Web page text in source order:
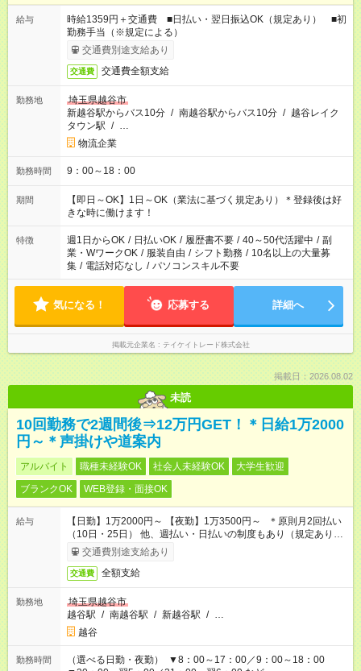
給与
時給1359円＋交通費 ■日払い・翌日振込OK（規定あり） ■初
勤務手当（※規定による）
交通費別途支給あり
交通費 交通費全額支給
勤務地
埼玉県越谷市
新越谷駅からバス10分 / 南越谷駅からバス10分 / 越谷レイク
タウン駅 / …
物流企業
勤務時間 9：00～18：00
期間
【即日～OK】1日～OK（業法に基づく規定あり）＊登録後は好
きな時に働けます！
特徴 週1日からOK / 日払いOK / 履歴書不要 / 40～50代活躍中 / 副
業・WワークOK / 服装自由 / シフト勤務 / 10名以上の大量募
集 / 電話対応なし / パソコンスキル不要
気になる！ 応募する 詳細へ
掲載元企業名 テイケイトレード株式会社
掲載日：2026.08.02
未読
10回勤務で2週間後⇒12万円GET！＊日給1万2000
円～＊声掛けや道案内
アルバイト 職種未経験OK 社会人未経験OK
大学生歓迎
ブランクOK
WEB登録・面接OK
給与
【日勤】1万2000円～ 【夜勤】1万3500円～ ＊原則月2回払い
（10日・25日） 他、週払い・日払いの制度もあり（規定あり）
＃日収1万円以上
交通費別途支給あり
交通費 全額支給
勤務地
埼玉県越谷市
越谷駅 / 南越谷駅 / 新越谷駅 / …
越谷
勤務時間
（選べる日勤・夜勤） ▼8：00～17：00／9：00～18：00